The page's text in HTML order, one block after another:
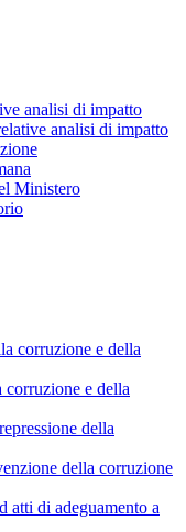
analisi di impatto
analisi di impatto
Ministero
corruzione e della
corruzione e della
della
della corruzione
di adeguamento a